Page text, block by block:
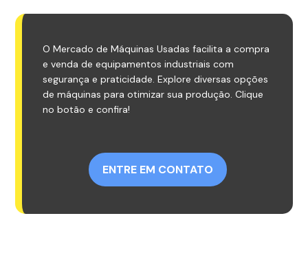
O Mercado de Máquinas Usadas facilita a compra
e venda de equipamentos industriais com
segurança e praticidade. Explore diversas opções
de máquinas para otimizar sua produção. Clique
no botão e confira!
ENTRE EM CONTATO